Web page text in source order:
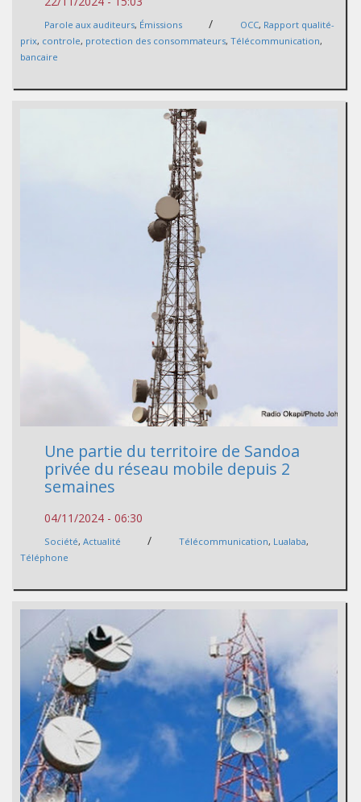
Parole aux auditeurs, Émissions / OCC, Rapport qualité-
prix, controle, protection des consommateurs, Télécommunication,
bancaire
Une partie du territoire de Sandoa
privée du réseau mobile depuis 2
semaines
04/11/2024 - 06:30
Société, Actualité / Télécommunication, Lualaba,
Téléphone